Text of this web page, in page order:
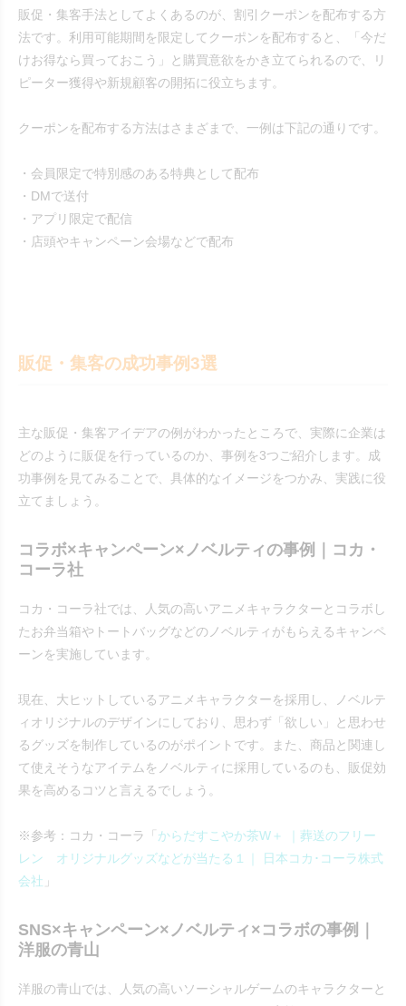
販促・集客手法としてよくあるのが、割引クーポンを配布する方
法です。利用可能期間を限定してクーポンを配布すると、「今だ
けお得なら買っておこう」と購買意欲をかき立てられるので、リ
ピーター獲得や新規顧客の開拓に役立ちます。
クーポンを配布する方法はさまざまで、一例は下記の通りです。
・会員限定で特別感のある特典として配布
・DMで送付
・アプリ限定で配信
・店頭やキャンペーン会場などで配布
販促・集客の成功事例3選
主な販促・集客アイデアの例がわかったところで、実際に企業は
どのように販促を行っているのか、事例を3つご紹介します。成
功事例を見てみることで、具体的なイメージをつかみ、実践に役
立てましょう。
コラボ×キャンペーン×ノベルティの事例｜コカ・
コーラ社
コカ・コーラ社では、人気の高いアニメキャラクターとコラボし
たお弁当箱やトートバッグなどのノベルティがもらえるキャンペ
ーンを実施しています。
現在、大ヒットしているアニメキャラクターを採用し、ノベルテ
ィオリジナルのデザインにしており、思わず「欲しい」と思わせ
るグッズを制作しているのがポイントです。また、商品と関連し
て使えそうなアイテムをノベルティに採用しているのも、販促効
果を高めるコツと言えるでしょう。
※参考：コカ・コーラ「 からだすこやか茶W＋ ｜葬送のフリー
レン オリジナルグッズなどが当たる１｜ 日本コカ･コーラ株式
会社 」
SNS×キャンペーン×ノベルティ×コラボの事例｜
洋服の青山
洋服の青山では、人気の高いソーシャルゲームのキャラクターと